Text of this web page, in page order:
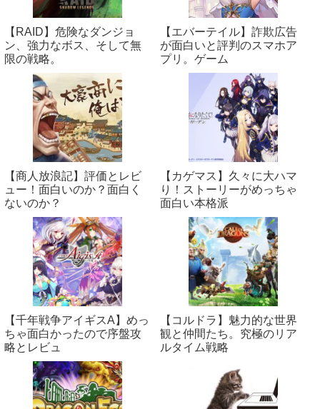
【RAID】危険なダンジョ
ン、強力なボス、そして無
限の戦略。
【エバーテイル】詐欺広告
が面白いと評判のスマホア
プリ。ゲーム
【商人放浪‪記】評価とレビ
ュー！面白いのか？面白く
ないのか？
【カゲマス】久々に大ハマ
り！ストーリーがめっちゃ
面白い本格派
【千年戦争アイギスA】めっ
ちゃ面白かったので序盤攻
略とレビュ
【コルドラ】魅力的な世界
観と仲間たち。究極のリア
ルタイム戦略